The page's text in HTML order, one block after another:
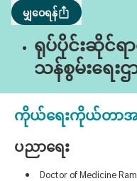
မျှဝေရန်
ရုပ်ပိုင်းဆိုင်ရ
သန်စွမ်းရေးဌ
ကိုယ်ရေးကိုယ်တာအ
ပညာရေး
Doctor of Medicine